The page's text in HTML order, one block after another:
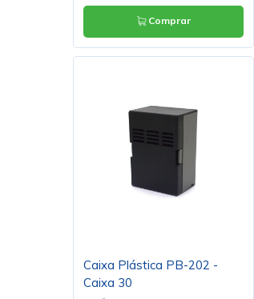
Comprar
Caixa Plástica PB-202 -
Caixa 30